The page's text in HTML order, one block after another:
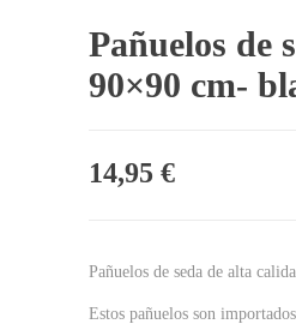
Pañuelos de
90×90 cm-
14,95 €
Pañuelos de seda de alta
Estos pañuelos son